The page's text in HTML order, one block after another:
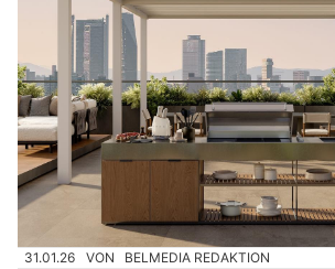
31.01.26 VON BELMEDIA REDAKTION